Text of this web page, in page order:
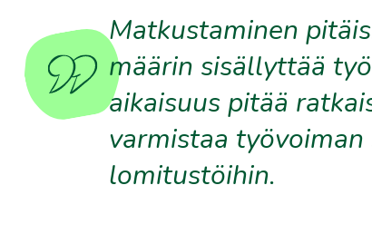
Matkustaminen
määrin sisällyttää
aikaisuus pitää
varmistaa
lomitustöihin.